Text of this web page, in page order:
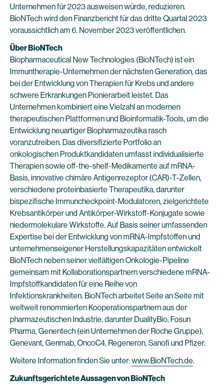
Unternehmen für 2023 ausweisen würde, reduzieren.
BioNTech wird den Finanzbericht für das dritte Quartal 2023
voraussichtlich am 6. November 2023 veröffentlichen.
Über BioNTech
Biopharmaceutical New Technologies (BioNTech) ist ein
Immuntherapie-Unternehmen der nächsten Generation, das
bei der Entwicklung von Therapien für Krebs und andere
schwere Erkrankungen Pionierarbeit leistet. Das
Unternehmen kombiniert eine Vielzahl an modernen
therapeutischen Plattformen und Bioinformatik-Tools, um die
Entwicklung neuartiger Biopharmazeutika rasch
voranzutreiben. Das diversifizierte Portfolio an
onkologischen Produktkandidaten umfasst individualisierte
Therapien sowie off-the-shelf-Medikamente auf mRNA-
Basis, innovative chimäre Antigenrezeptor (CAR)-T-Zellen,
verschiedene proteinbasierte Therapeutika, darunter
bispezifische Immuncheckpoint-Modulatoren, zielgerichtete
Krebsantikörper und Antikörper-Wirkstoff-Konjugate sowie
niedermolekulare Wirkstoffe. Auf Basis seiner umfassenden
Expertise bei der Entwicklung von mRNA-Impfstoffen und
unternehmenseigener Herstellungskapazitäten entwickelt
BioNTech neben seiner vielfältigen Onkologie-Pipeline
gemeinsam mit Kollaborationspartnern verschiedene mRNA-
Impfstoffkandidaten für eine Reihe von
Infektionskrankheiten. BioNTech arbeitet Seite an Seite mit
weltweit renommierten Kooperationspartnern aus der
pharmazeutischen Industrie, darunter DualityBio, Fosun
Pharma, Genentech (ein Unternehmen der Roche Gruppe),
Genevant, Genmab, OncoC4, Regeneron, Sanofi und Pfizer.
Weitere Information finden Sie unter:www.BioNTech.de.
Zukunftsgerichtete Aussagen von BioNTech